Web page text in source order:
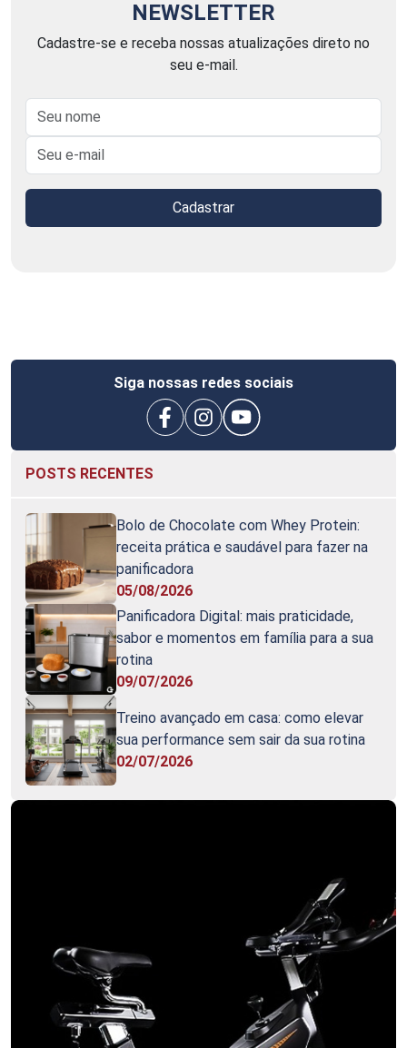
NEWSLETTER
Cadastre-se e receba nossas atualizações direto no
seu e-mail.
Cadastrar
Siga nossas redes sociais
POSTS RECENTES
Bolo de Chocolate com Whey Protein:
receita prática e saudável para fazer na
panificadora
05/08/2026
Panificadora Digital: mais praticidade,
sabor e momentos em família para a sua
rotina
09/07/2026
Treino avançado em casa: como elevar
sua performance sem sair da sua rotina
02/07/2026